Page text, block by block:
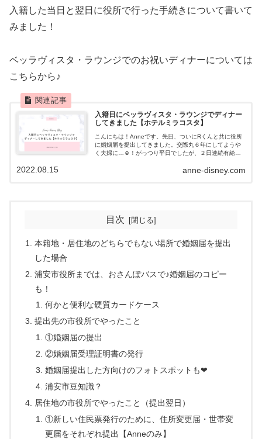
入籍した当日と翌日に役所で行った手続きについて書いて
みました！
ベッラヴィスタ・ラウンジでのお祝いディナーについては
こちらから♪
入籍日にベッラヴィスタ・ラウンジでディナー
してきました【ホテルミラコスタ】
こんにちは！Anneです。先日、ついにRくんと共に役所
に婚姻届を提出してきました。交際丸６年にしてようや
く夫婦に…☺！がっつり平日でしたが、２日連続有給休
み💛せっかくなので、私たちの入籍日前...anne-disney.com
2022.08.15
目次
本籍地・居住地のどちらでもない場所で婚姻届を提出
した場合
浦安市役所までは、おさんぽバスで♪婚姻届のコピー
も！
何かと便利な硬質カードケース
提出先の市役所でやったこと
①婚姻届の提出
②婚姻届受理証明書の発行
婚姻届提出した方向けのフォトスポットも❤
浦安市豆知識？
居住地の市役所でやったこと（提出翌日）
①新しい住民票発行のために、住所変更届・世帯変
更届をそれぞれ提出【Anneのみ】